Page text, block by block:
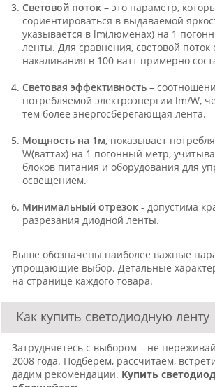
Световой поток – это параметр,
сориентироваться в выдаваемой
указывается в lm(люменах) на 1
ленты. Для сравнения, световой
накаливания в 100 ватт примерно
Световая эффективность –
потребляемой электроэнергии lm/W,
тем более энергосберегающая лента.
Мощность на 1м, показывает
W(ваттах) на 1 погонный метр,
блоков питания и оборудования для
освещением.
Минимальный отрезок - допустима
разрезания диодной ленты.
Выше обозначены наиболее важные
упрощающие выбор. Детальные
на странице каждого товара.
Как купить светодиодную ленту
Затрудняетесь с выбором – не
2008 года. Подберем, рассчитаем,
дадим рекомендации. Купить